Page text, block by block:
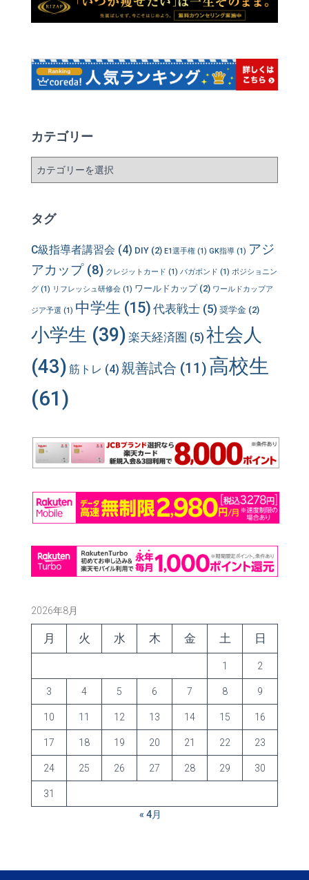
カテゴリー
ー
タグ
C級指導者講習会 (4) DIY (2) E1選手権 (1) GK指導 (1) アジ
アカップ(8) クレジットカード (1) バガボンド (1) ポジショニン
グ (1) リフレッシュ研修会 (1) ワールドカップ(2) ワールドカップア
ジア予選 (1) 中学生 (15) 代表戦士 (5) 奨学金 (2)
小学生 (39) 楽天経済圏 (5) 社会人
(43) 筋トレ (4) 親善試合 (11) 高校生
(61)
2026年8月
月 火 水 木 金 土 日
1 2
3 4 5 6 7 8 9
10 11 12 13 14 15 16
17 18 19 20 21 22 23
24 25 26 27 28 29 30
31
« 4月